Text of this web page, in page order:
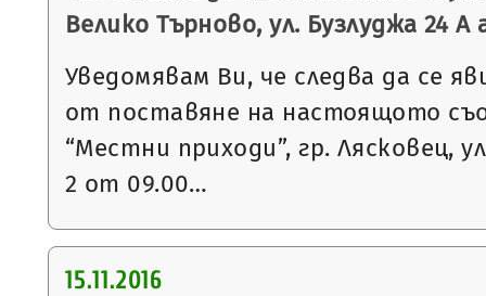
Велико Търново, ул. Бузлуджа 24 А
Уведомявам Ви, че следва да се
от поставяне на настоящото
“Местни приходи”, гр. Лясковец,
2 от 09.00…
15.11.2016